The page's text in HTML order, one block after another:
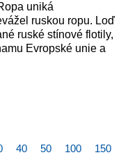
uniká
ruskou ropu. Loď
ruské stínové flotily,
Evropské unie a
40 50 100 150